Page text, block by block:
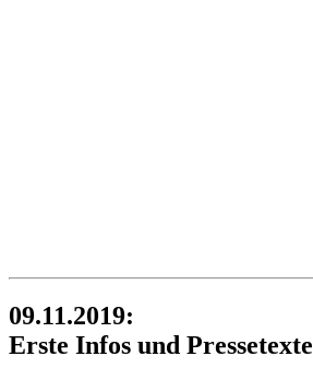
09.11.2019:
Erste Infos und Pressetexte